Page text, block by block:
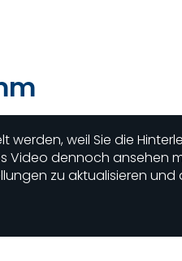
werden, weil Sie die
Video dennoch ansehen
zu aktualisieren